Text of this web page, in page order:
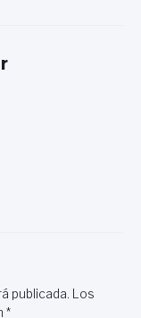
publicada. Los
*